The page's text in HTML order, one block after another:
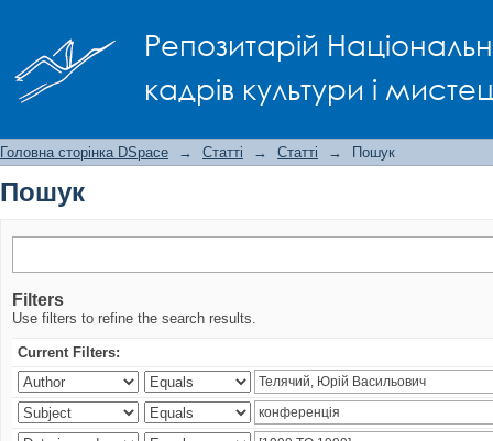
Репозитарій
кадрів культури і
Головна сторінка DSpace → Статті → Статті → Пошук
Пошук
Filters
Use filters to refine the search results.
Current Filters: